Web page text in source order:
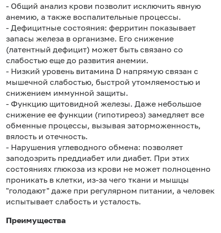
- Общий анализ крови позволит исключить явную
анемию, а также воспалительные процессы.
- Дефицитные состояния: ферритин показывает
запасы железа в организме. Его снижение
(латентный дефицит) может быть связано со
слабостью еще до развития анемии.
- Низкий уровень витамина D напрямую связан с
мышечной слабостью, быстрой утомляемостью и
снижением иммунной защиты.
- Функцию щитовидной железы. Даже небольшое
снижение ее функции (гипотиреоз) замедляет все
обменные процессы, вызывая заторможенность,
вялость и отечность.
- Нарушения углеводного обмена: позволяет
заподозрить преддиабет или диабет. При этих
состояниях глюкоза из крови не может полноценно
проникать в клетки, из-за чего ткани и мышцы
"голодают" даже при регулярном питании, а человек
испытывает слабость и усталость.
Преимущества